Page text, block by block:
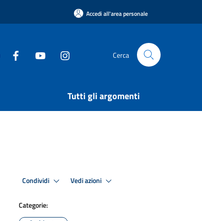
Accedi all'area personale
Cerca
Tutti gli argomenti
Condividi Vedi azioni
Categorie: